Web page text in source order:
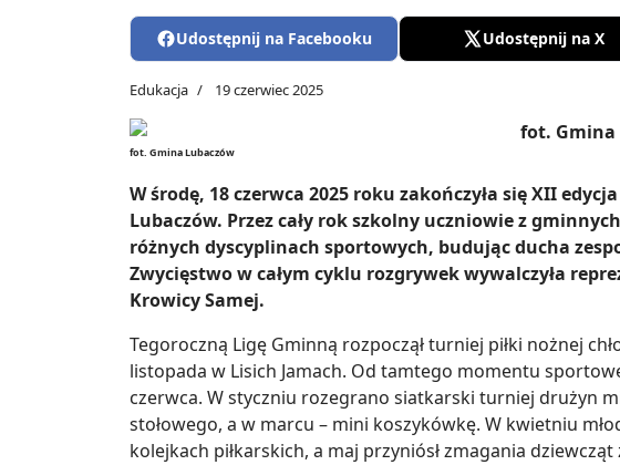
Udostępnij na Facebooku Udostępnij na X
Edukacja 19 czerwiec 2025
fot. Gmina Lubaczów
W środę, 18 czerwca 2025 roku zakończyła się XII
Lubaczów. Przez cały rok szkolny uczniowie z
różnych dyscyplinach sportowych, budując ducha
Zwycięstwo w całym cyklu rozgrywek wywalczyła
Krowicy Samej.
Tegoroczną Ligę Gminną rozpoczął turniej piłki nożnej
listopada w Lisich Jamach. Od tamtego momentu
czerwca. W styczniu rozegrano siatkarski turniej drużyn
stołowego, a w marcu – mini koszykówkę. W kwietniu
kolejkach piłkarskich, a maj przyniósł zmagania dziewcząt